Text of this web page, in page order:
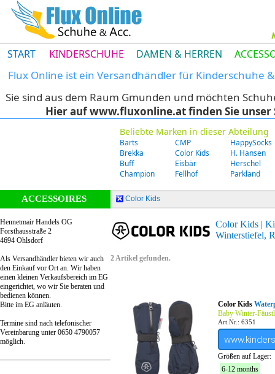
START KINDERSCHUHE DAMEN & HERREN
Flux Online ist ein Versandhändler für Kinderschuhe
Sie sind aus dem Raum Gmunden und möchten
Hier auf www.fluxonline.at finden Sie
Beliebte Marken in dieser Abteilung
Barts
Brekka
Buff
Champion
CMP
Color Kids
Eisbär
Fellhof
HappySocks
H. Hansen
Herschel
Parkland
ACCESSOIRES
Hennetmair Handels OG
Forsthausstraße 2
4694 Ohlsdorf
Als Versandhändler bieten wir auch
den Einkauf vor Ort an. Wir haben
einen kleinen Verkaufsbereich im EG
eingerichtet, wo wir Sie beraten und
bedienen können.
Bitte im EG anläuten.
Termine sind nach telefonischer
Vereinbarung unter 0650 4790057
möglich.
Color Kids
Color Kids |
Winterstiefel,
2 Artikel gefunden.
Color Kids
Baby Winter-
Art.Nr.: 6351
Größen auf Lager:
6-12 months